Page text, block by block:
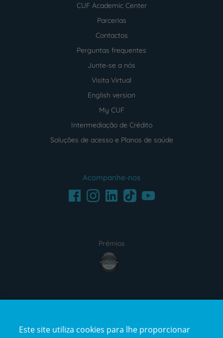
CUF Academic Center
Parcerias
Contactos
Perguntas frequentes
Junte-se a nós
Visita Virtual
English version
My CUF
Intermediação de Crédito
Soluções de acesso e Planos de saúde
Acompanhe-nos
FacebookInstagramLinkedInTikTokYoutube
Prémios
award4
certification2certification3
Este site utiliza cookies para lhe proporcionar